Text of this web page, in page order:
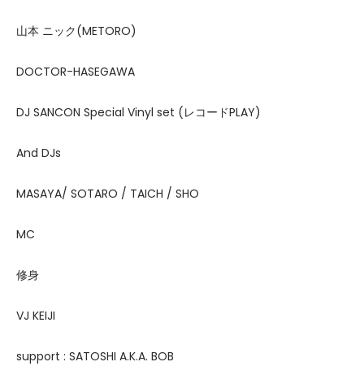
山本 ニック(METORO)
DOCTOR-HASEGAWA
DJ SANCON Special Vinyl set (レコードPLAY)
And DJs
MASAYA/ SOTARO / TAICH / SHO
MC
修身
VJ KEIJI
support : SATOSHI A.K.A. BOB